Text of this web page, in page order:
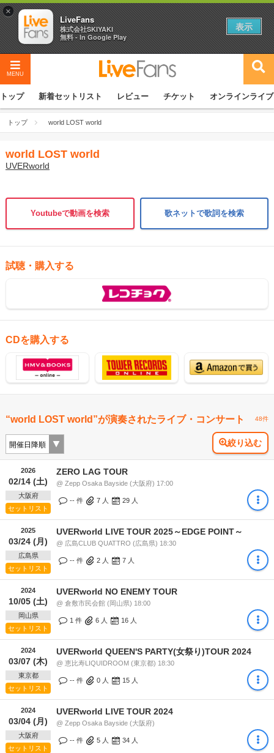
MENU
トップ 新着セットリスト レビュー チケット オンラインライブ
トップ world LOST world
world LOST world
UVERworld
Youtubeで動画を検索 歌ネットで歌詞を検索
試聴・購入する
CDを購入する
“world LOST world”が演奏されたライブ・コンサート 48件
絞り込む
2026
02/14 (土)
大阪府
セットリスト
ZERO LAG TOUR
@ Zepp Osaka Bayside (大阪府) 17:00
-- 件 7 人 29 人
2025
03/24 (月)
広島県
セットリスト
UVERworld LIVE TOUR 2025～EDGE POINT～
@ 広島CLUB QUATTRO (広島県) 18:30
-- 件 2 人 7 人
2024
10/05 (土)
岡山県
セットリスト
UVERworld NO ENEMY TOUR
@ 倉敷市民会館 (岡山県) 18:00
1 件 6 人 16 人
2024
03/07 (木)
東京都
セットリスト
UVERworld QUEEN'S PARTY(女祭り)TOUR 2024
@ 恵比寿LIQUIDROOM (東京都) 18:30
-- 件 0 人 15 人
2024
03/04 (月)
大阪府
セットリスト
UVERworld LIVE TOUR 2024
@ Zepp Osaka Bayside (大阪府)
-- 件 5 人 34 人
×
LiveFans
株式会社SKIYAKI
無料 - In Google Play
表示